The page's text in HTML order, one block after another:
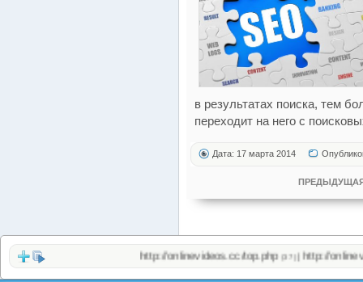
в результатах поиска, тем
переходит на него с
Дата: 17 марта 2014
http://onlinevideos.cc/top.php(37)|http://